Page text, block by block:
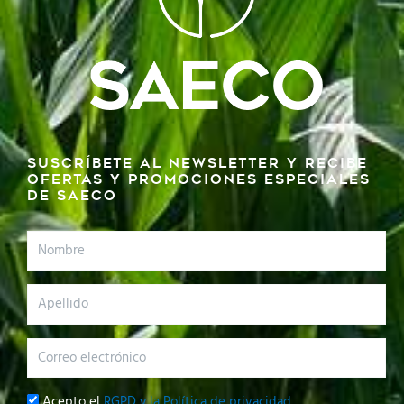
Suscríbete al newsletter y recibe
ofertas y promociones especiales
de SAECO
Nombre
electrónico
Privacidad